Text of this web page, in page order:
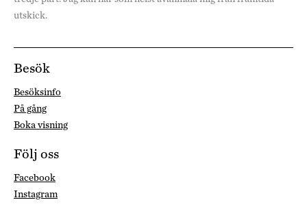
utskick.
Besök
Besöksinfo
På gång
Boka visning
Följ oss
Facebook
Instagram